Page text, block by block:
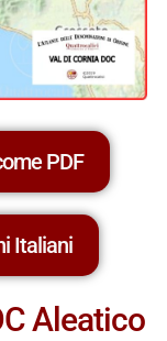
PDF
Italiani
Aleatico